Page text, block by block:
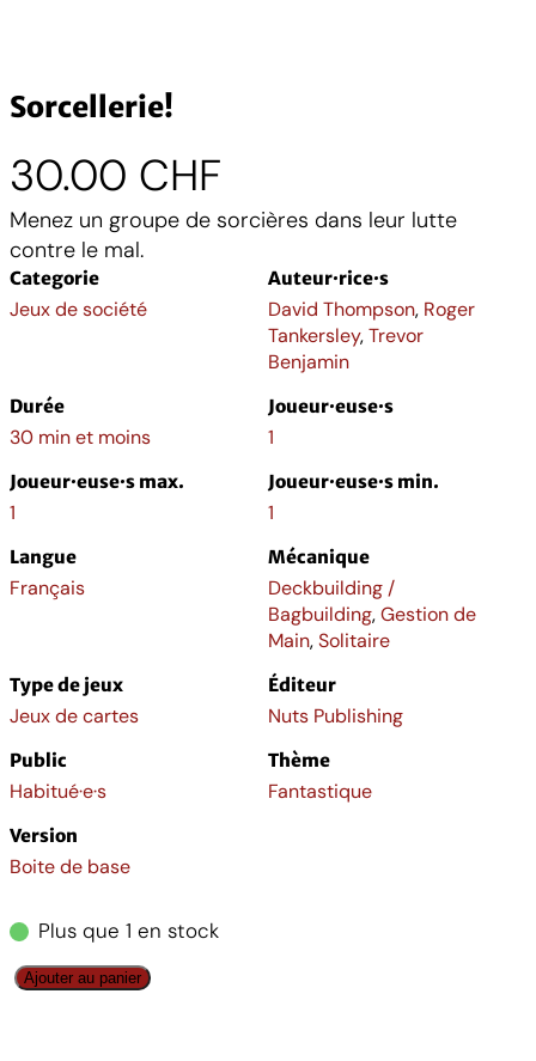
Sorcellerie!
30.00 CHF
Menez un groupe de sorcières dans leur lutte
contre le mal.
Categorie
Jeux de société
Auteur·rice·s
David Thompson, Roger
Tankersley,Trevor
Benjamin
Durée
30 min et moins
Joueur·euse·s
1
Joueur·euse·s max.
1
Joueur·euse·s min.
1
Langue
Français
Mécanique
Deckbuilding /
Bagbuilding,Gestion de
Main,Solitaire
Type de jeux
Jeux de cartes
Éditeur
Nuts Publishing
Public
Habitué·e·s
Thème
Fantastique
Version
Boite de base
Plus que 1 en stock
qAjouter au panier